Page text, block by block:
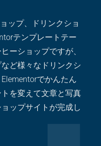
ップ、ドリンクショ
テンプレートテー
ーショップですが、
ど様々なドリンクシ
でかんたん
を変えて文章と写真
ップサイトが完成し